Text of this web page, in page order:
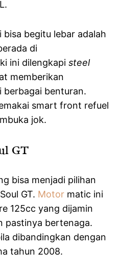
bisa begitu lebar adalah
di
ini dilengkapi steel
memberikan
berbagai benturan.
smart front refuel
jok.
GT
bisa menjadi pilihan
GT. Motor matic ini
125cc yang dijamin
pastinya bertenaga.
dibandingkan dengan
tahun 2008.